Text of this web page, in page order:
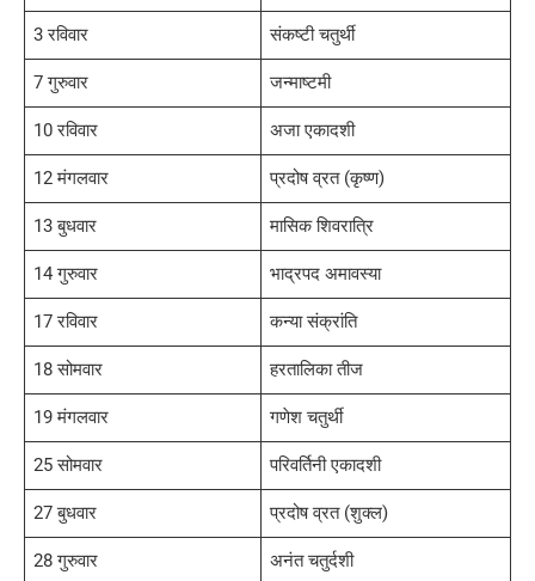
3 रविवार संकष्टी चतुर्थी
7 गुरुवार जन्माष्टमी
10 रविवार अजा एकादशी
12 मंगलवार प्रदोष व्रत (कृष्ण)
13 बुधवार मासिक शिवरात्रि
14 गुरुवार भाद्रपद अमावस्या
17 रविवार कन्या संक्रांति
18 सोमवार हरतालिका तीज
19 मंगलवार गणेश चतुर्थी
25 सोमवार परिवर्तिनी एकादशी
27 बुधवार प्रदोष व्रत (शुक्ल)
28 गुरुवार अनंत चतुर्दशी